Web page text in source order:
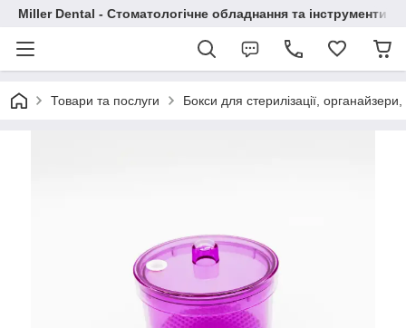
Miller Dental - Стоматологічне обладнання та інструменти
Товари та послуги Бокси для стерилізації, органайзери,